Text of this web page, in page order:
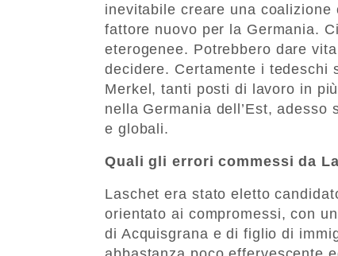
inevitabile creare una
fattore nuovo per la Germania.
eterogenee. Potrebbero dare
decidere. Certamente i tedeschi
Merkel, tanti posti di lavoro in
nella Germania dell’Est,
e globali.
Quali gli errori commessi da
Laschet era stato eletto
orientato ai compromessi, con
di Acquisgrana e di figlio di